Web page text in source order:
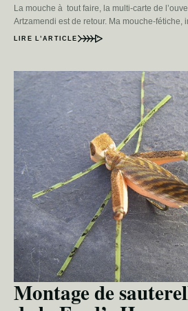
La mouche à tout faire, la multi-carte de
Artzamendi est de retour. Ma mouche-fétiche,
LIRE L’ARTICLE
Montage de